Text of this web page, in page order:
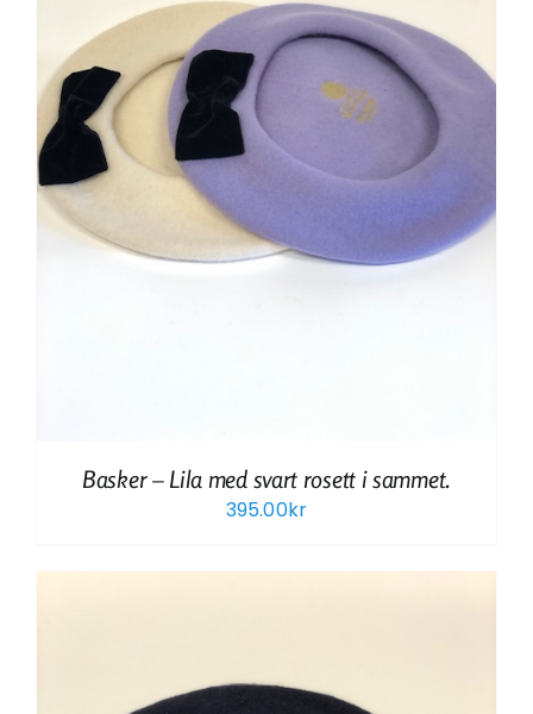
Basker – Lila med svart rosett i sammet.
395.00kr